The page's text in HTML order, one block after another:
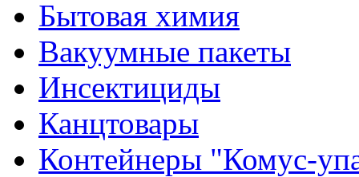
Бытовая химия
Вакуумные пакеты
Инсектициды
Канцтовары
Контейнеры "Комус-